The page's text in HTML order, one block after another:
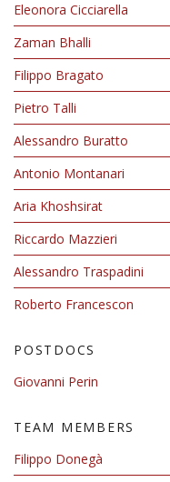
Eleonora Cicciarella
Zaman Bhalli
Filippo Bragato
Pietro Talli
Alessandro Buratto
Antonio Montanari
Aria Khoshsirat
Riccardo Mazzieri
Alessandro Traspadini
Roberto Francescon
POSTDOCS
Giovanni Perin
TEAM MEMBERS
Filippo Donegà